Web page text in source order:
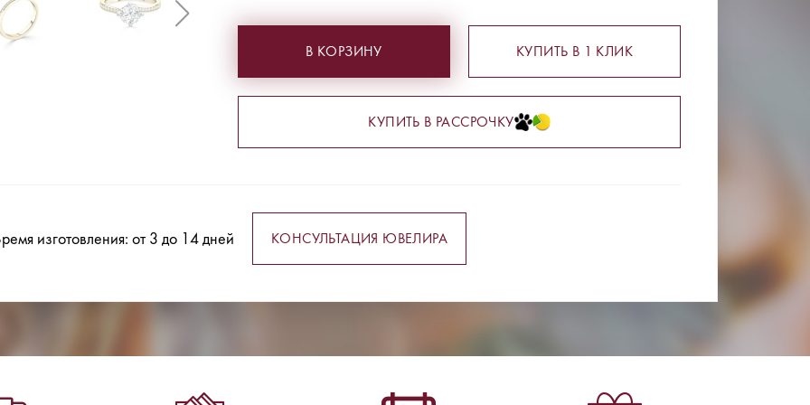
В КОРЗИНУ
КУПИТЬ В РАССРОЧКУ
КУПИТЬ В 1 КЛИК
изготовления: от 3 до 14 дней КОНСУЛЬТАЦИЯ ЮВЕЛИРА